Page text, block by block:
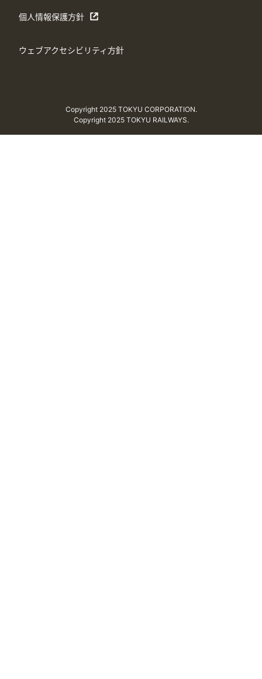
個人情報保護方針
ウェブアクセシビリティ方針
Copyright 2025 TOKYU CORPORATION.
Copyright 2025 TOKYU RAILWAYS.